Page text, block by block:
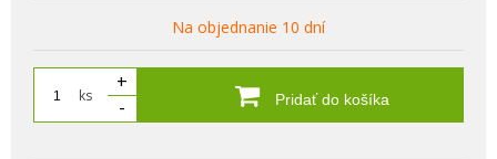
Na objednanie 10 dní
ks
+
-
Pridať do košíka